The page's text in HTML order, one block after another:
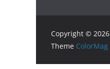
Copyright © 2026
Theme ColorMag